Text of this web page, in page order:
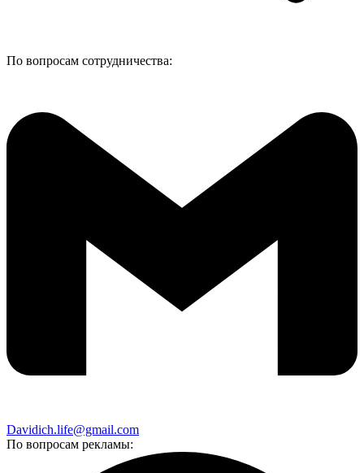
По вопросам сотрудничества:
Davidich.life@gmail.com
По вопросам рекламы: